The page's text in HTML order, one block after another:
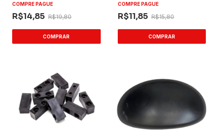
COMPRE PAGUE
R$14,85 R$19,80
COMPRE PAGUE
R$11,85 R$15,80